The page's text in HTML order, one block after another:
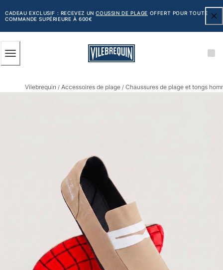
AU
CONTENU
PRINCIPAL
CADEAU EXCLUSIF : RECEVEZ UNCOUSSIN DE PLAGE OFFERT POUR TOUTE
COMMANDE SUPÉRIEURE À 600€
Tous les articles
Classique ultra-léger
Brodés Edition Numérotée
Ceinture plate
Le Court
T-shirts Anti UV
Slips de bain
Le Magique
Tous les articles
Vilebrequin / Accessoires de plage / Chaussures de plage et tongs